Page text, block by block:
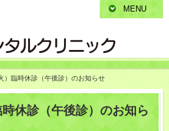
）臨時休診（午後診）のお知らせ
休診（午後診）のお知ら
MENU